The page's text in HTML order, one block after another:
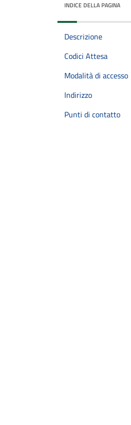
INDICE DELLA PAGINA
Descrizione
Codici Attesa
Modalità di accesso
Indirizzo
Punti di contatto